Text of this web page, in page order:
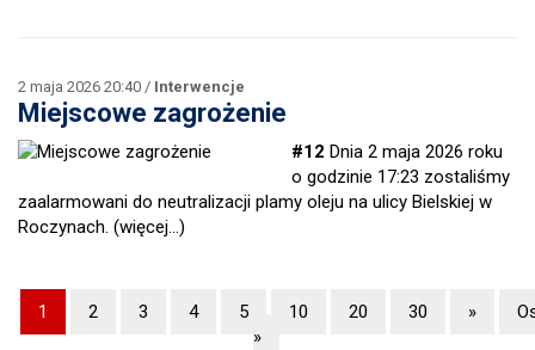
2 maja 2026 20:40 / Interwencje
Miejscowe zagrożenie
#12 Dnia 2 maja 2026 roku
o godzinie 17:23 zostaliśmy
zaalarmowani do neutralizacji plamy oleju na ulicy Bielskiej w
Roczynach. (więcej…)
1 2 3 4 5 10 20 30 »
»